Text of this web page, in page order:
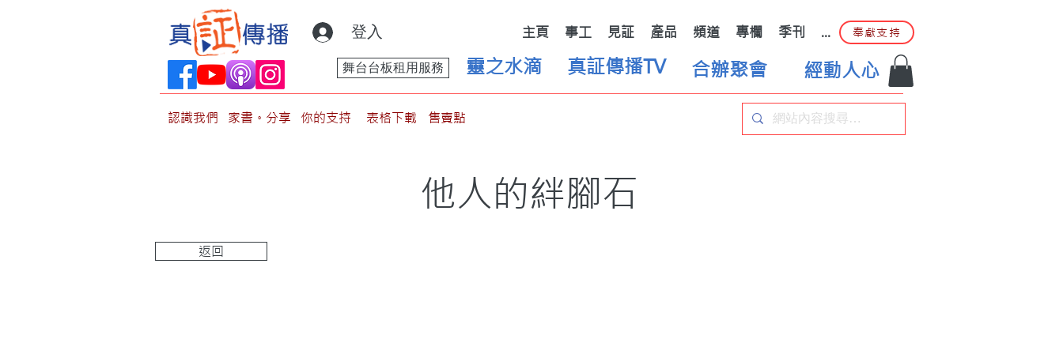
登入 主頁 事工 見証 產品 頻道 專欄 季刊 ... 奉獻支持
靈之水滴
舞台台板租用服務 真証傳播TV 合辦聚會 經動人心
認識我們 家書。分享 你的支持 表格下載 售賣點
他人的絆腳石
返回